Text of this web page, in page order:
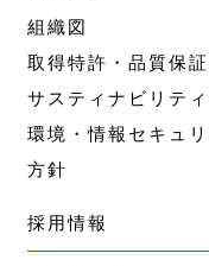
組織図
取得特許・品質保証
サスティナビリティ
環境・情報セキュリ
方針
採用情報